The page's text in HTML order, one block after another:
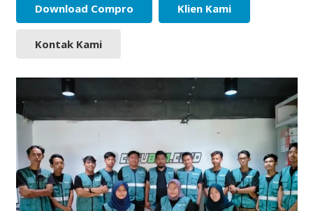
Download Compro Klien Kami
Kontak Kami